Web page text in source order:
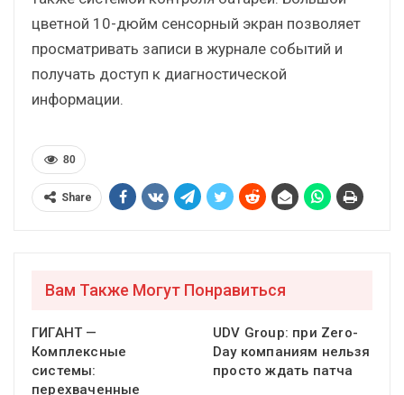
цветной 10-дюйм сенсорный экран позволяет
просматривать записи в журнале событий и
получать доступ к диагностической
информации.
80
Share
Вам Также Могут Понравиться
ГИГАНТ —
Комплексные
системы:
перехваченные
UDV Group: при Zero-
Day компаниям нельзя
просто ждать патча